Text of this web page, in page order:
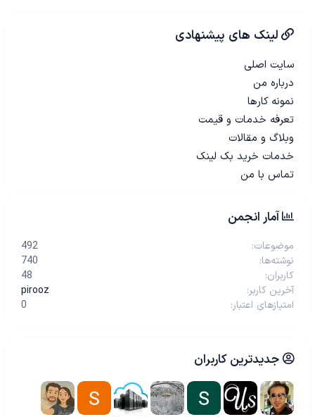
لینک های پیشنهادی
سایت اصلی
درباره من
نمونه کارها
تعرفه خدمات و قیمت
وبلاگ و مقالات
خدمات خرید بک لینک
تماس با من
آمار انجمن
موضوعات
492
نوشته‌ها
740
کاربران
48
آخرین کاربر
pirooz
امتیازهای اعتبار
0
جدیدترین کاربران